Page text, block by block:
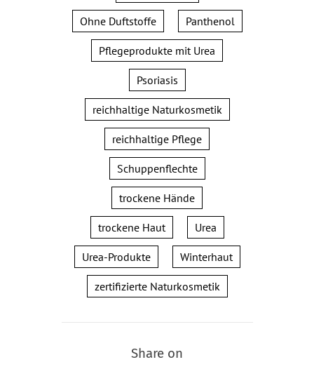
Ohne Duftstoffe Panthenol
Pflegeprodukte mit Urea
Psoriasis
reichhaltige Naturkosmetik
reichhaltige Pflege
Schuppenflechte
trockene Hände
trockene Haut Urea
Urea-Produkte Winterhaut
zertifizierte Naturkosmetik
Share on